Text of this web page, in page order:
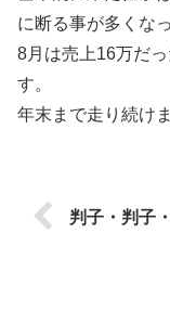
に断る事が多くな
8月は売上16万だ
す。
年末まで走り続けま
判子・判子